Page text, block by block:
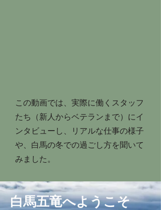
この動画では、実際に働くスタッフ
たち（新人からベテランまで）にイ
ンタビューし、リアルな仕事の様子
や、白馬の冬での過ごし方を聞いて
みました。
白馬五竜へようこそ